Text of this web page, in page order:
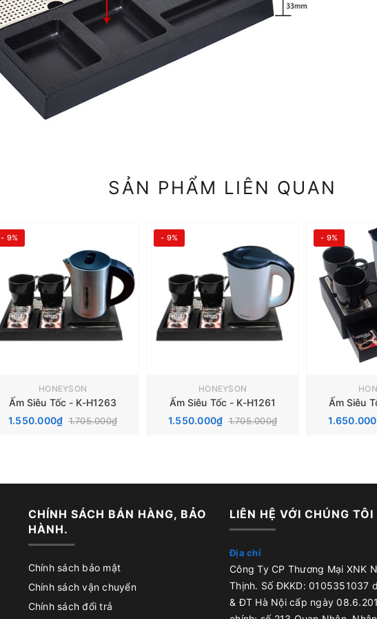
SẢN PHẨM LIÊN QUAN
- 9%
HONEYSON
Ấm Siêu Tốc - K-H1263
1.550.000₫ 1.705.000₫
- 9%
HONEYSON
Ấm Siêu Tốc - K-H1261
1.550.000₫ 1.705.000₫
- 9%
Ấm Siêu
CHÍNH SÁCH BÁN HÀNG, BẢO
HÀNH.
Chính sách bảo mật
Chính sách vận chuyển
Chính sách đổi trả
LIÊN HỆ VỚI CHÚNG TÔI
Địa chỉ
Công Ty CP Thương Mại XNK
Thịnh. Số ĐKKD: 0105351037
& ĐT Hà Nội cấp ngày